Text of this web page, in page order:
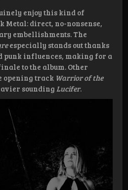
enjoy this kind of
direct, no-nonsense,
embellishments. The
especially stands out thanks
punk influences, making for a
to the album. Other
opening track Warrior of the
sounding Lucifer.